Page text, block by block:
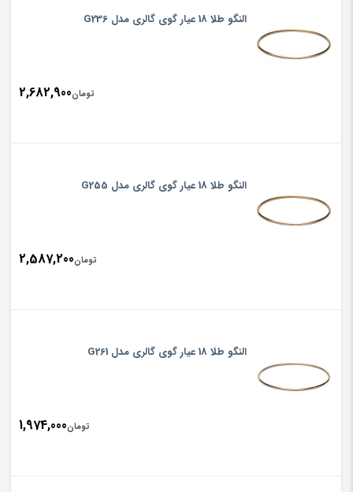
النگو طلا 18 عیار گوی گالری مدل G236
تومان2,682,900
النگو طلا 18 عیار گوی گالری مدل G255
تومان2,587,200
النگو طلا 18 عیار گوی گالری مدل G261
تومان1,974,000